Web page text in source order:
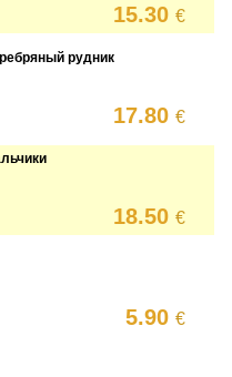
15.30€
рудник
17.80€
18.50€
5.90€